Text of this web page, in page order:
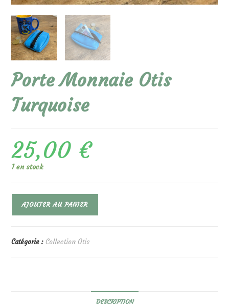
Porte Monnaie Otis
Turquoise
25,00 €
1 en stock
Otis
AJOUTER AU PANIER
Catégorie : Collection Otis
DESCRIPTION